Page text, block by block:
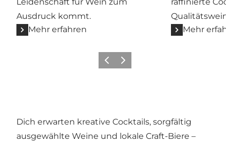
Leidenschaft für Wein zum
Ausdruck kommt.
Mehr erfahren
raffinierte
Qualitätswein.
Mehr
ZurückWeiter
Dich erwarten kreative Cocktails, sorgfältig
ausgewählte Weine und lokale Craft-Biere –